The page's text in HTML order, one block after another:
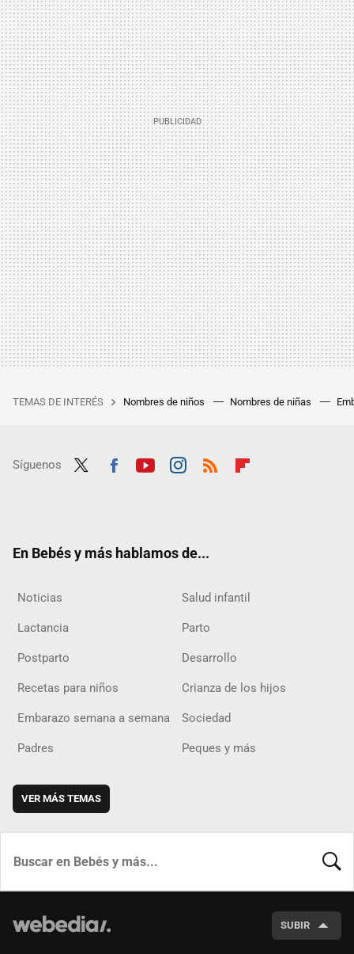
TEMAS DE INTERÉS Nombres de niños Nombres de niñas
Síguenos
En Bebés y más hablamos de...
Noticias Salud infantil
Lactancia Parto
Postparto Desarrollo
Recetas para niños Crianza de los hijos
Embarazo semana a semana Sociedad
Padres Peques y más
VER MÁS TEMAS
SUBIR